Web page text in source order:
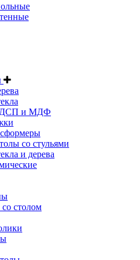
и МДФ
со стульями
и дерева
столом